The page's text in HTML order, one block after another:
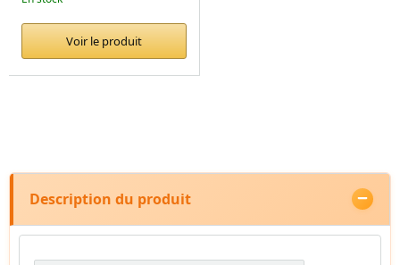
Voir le produit
Description du produit